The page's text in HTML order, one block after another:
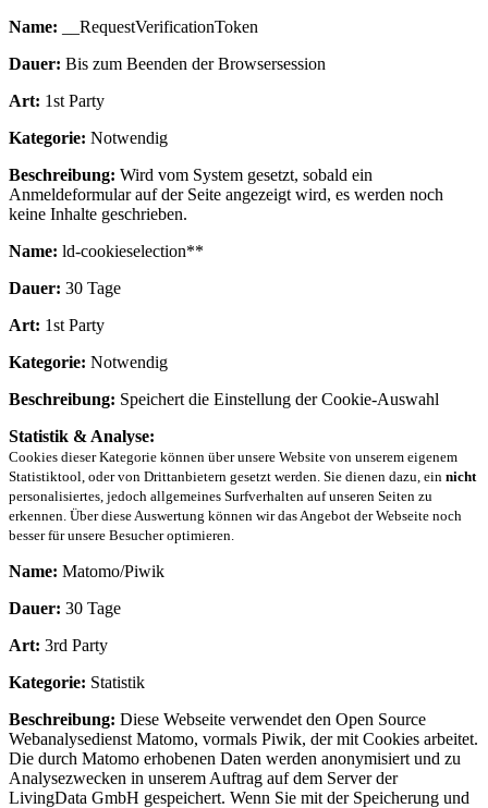
Name: __RequestVerificationToken
Dauer: Bis zum Beenden der Browsersession
Art: 1st Party
Kategorie: Notwendig
Beschreibung: Wird vom System gesetzt, sobald ein
Anmeldeformular auf der Seite angezeigt wird, es werden noch
keine Inhalte geschrieben.
Name: ld-cookieselection**
Dauer: 30 Tage
Art: 1st Party
Kategorie: Notwendig
Beschreibung: Speichert die Einstellung der Cookie-Auswahl
Statistik & Analyse:
Cookies dieser Kategorie können über unsere Website von unserem eigenem
Statistiktool, oder von Drittanbietern gesetzt werden. Sie dienen dazu, ein nicht
personalisiertes, jedoch allgemeines Surfverhalten auf unseren Seiten zu
erkennen. Über diese Auswertung können wir das Angebot der Webseite noch
besser für unsere Besucher optimieren.
Name: Matomo/Piwik
Dauer: 30 Tage
Art: 3rd Party
Kategorie: Statistik
Beschreibung: Diese Webseite verwendet den Open Source
Webanalysedienst Matomo, vormals Piwik, der mit Cookies arbeitet.
Die durch Matomo erhobenen Daten werden anonymisiert und zu
Analysezwecken in unserem Auftrag auf dem Server der
LivingData GmbH gespeichert. Wenn Sie mit der Speicherung und